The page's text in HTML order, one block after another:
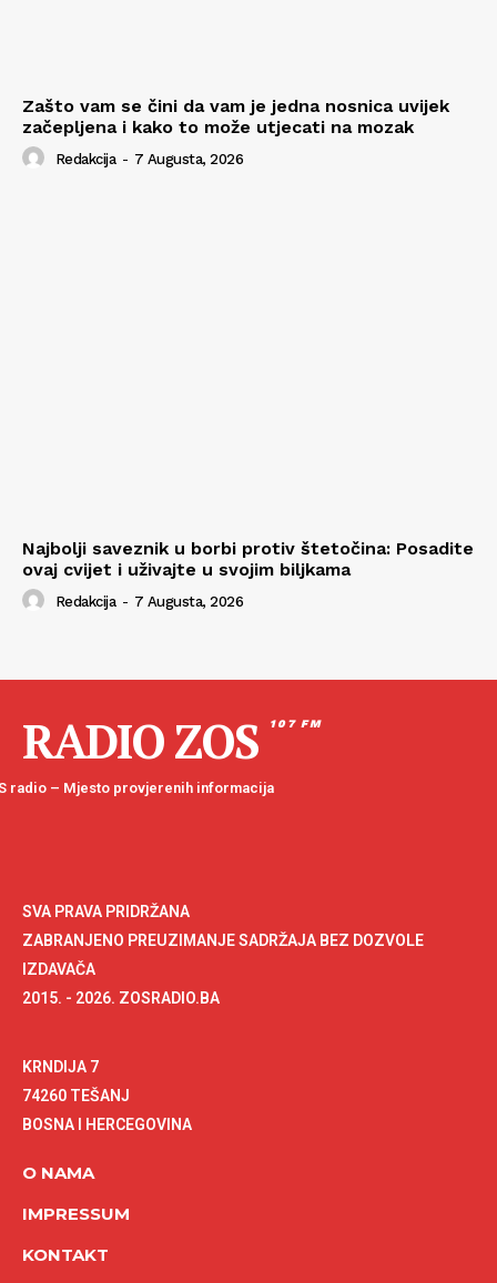
Zašto vam se čini da vam je jedna nosnica uvijek
začepljena i kako to može utjecati na mozak
Redakcija - 7 Augusta, 2026
Najbolji saveznik u borbi protiv štetočina: Posadite
ovaj cvijet i uživajte u svojim biljkama
Redakcija - 7 Augusta, 2026
RADIO ZOS 107 FM
radio – Mjesto provjerenih informacija
SVA PRAVA PRIDRŽANA
ZABRANJENO PREUZIMANJE SADRŽAJA BEZ DOZVOLE
IZDAVAČA
2015. - 2026. ZOSRADIO.BA
KRNDIJA 7
74260 TEŠANJ
BOSNA I HERCEGOVINA
O NAMA
IMPRESSUM
KONTAKT